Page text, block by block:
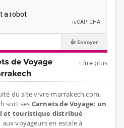
+ lire plus
du site vivre-marrakech.com,
sort ses Carnets de Voyage: un
et touristique distribué
aux voyageurs en escale à